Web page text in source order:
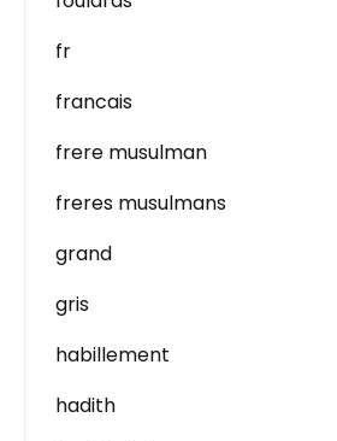
fr
francais
frere musulman
freres musulmans
grand
gris
habillement
hadith